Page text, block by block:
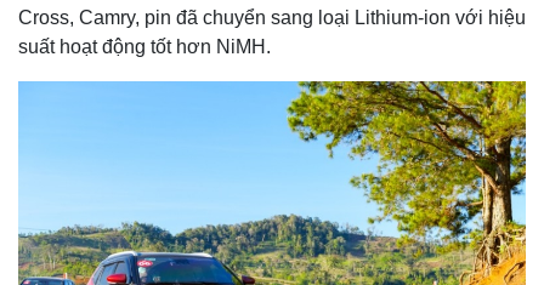
Cross, Camry, pin đã chuyển sang loại Lithium-ion với hiệu
suất hoạt động tốt hơn NiMH.